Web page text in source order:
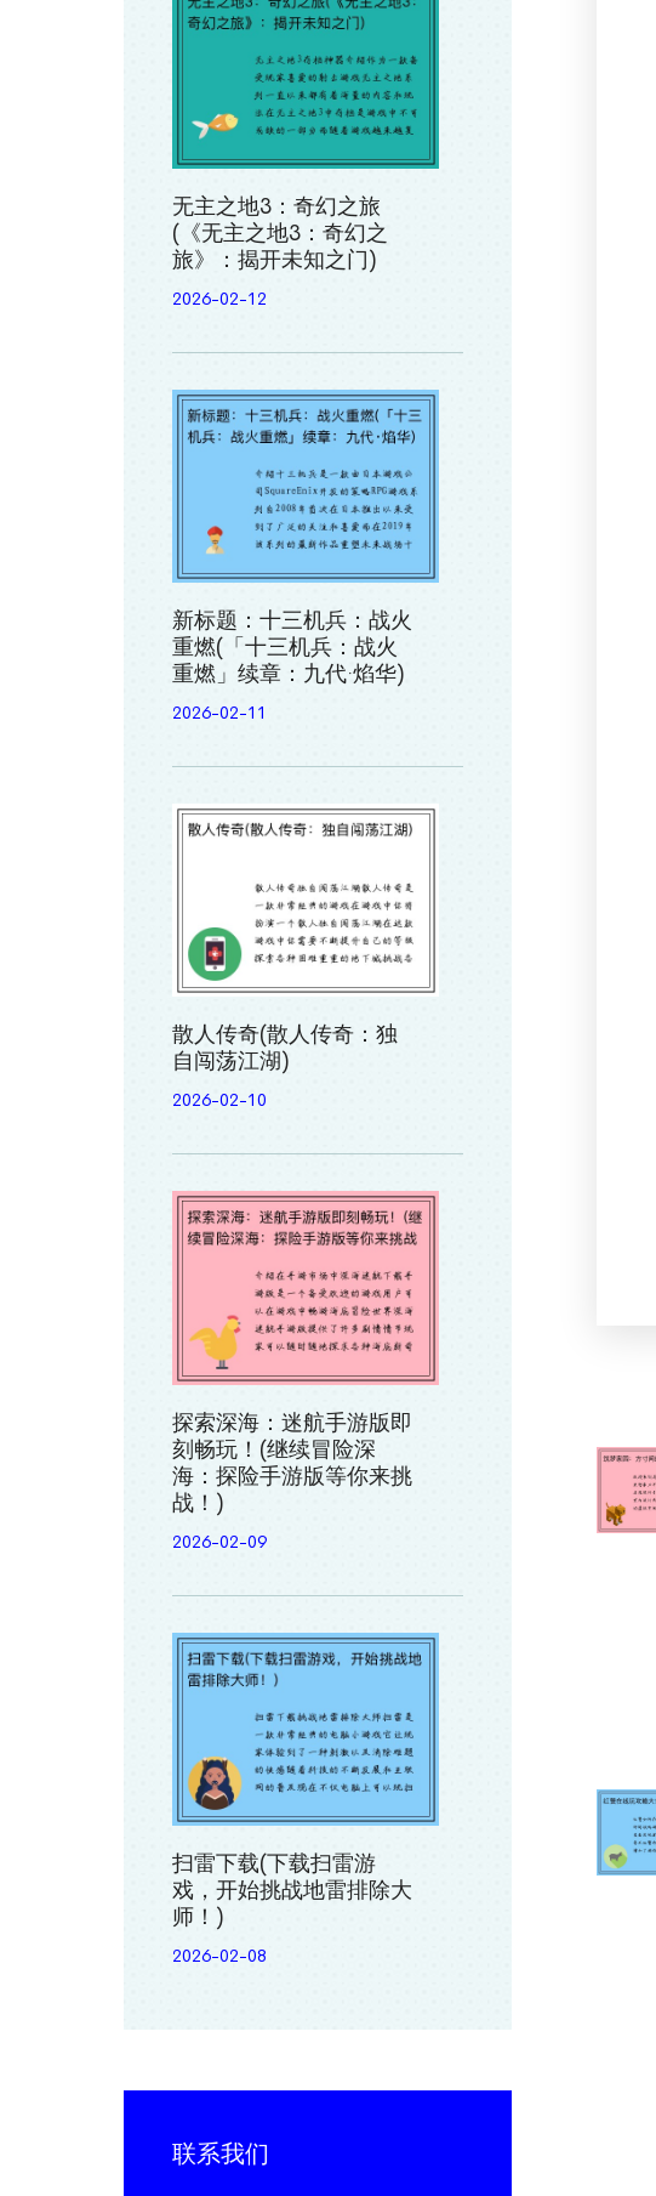
无主之地3：奇幻之旅
(《无主之地3：奇幻之
旅》：揭开未知之门)
2026-02-12
新标题：十三机兵：战火
重燃(「十三机兵：战火
重燃」续章：九代·焰华)
2026-02-11
散人传奇(散人传奇：独
自闯荡江湖)
2026-02-10
探索深海：迷航手游版即
刻畅玩！(继续冒险深
海：探险手游版等你来挑
战！)
2026-02-09
扫雷下载(下载扫雷游
戏，开始挑战地雷排除大
师！)
2026-02-08
联系我们